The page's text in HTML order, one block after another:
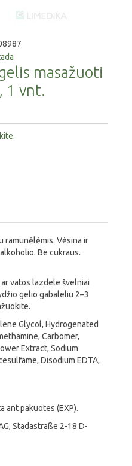
masažuoti
1 vnt.
ramunėlėmis. Vėsina ir
Be cukraus.
vatos lazdele švelniai
gelio gabaleliu 2–3
Glycol, Hydrogenated
Carbomer,
Extract, Sodium
Disodium EDTA,
ant pakuotes (EXP).
Stadastraße 2-18 D-